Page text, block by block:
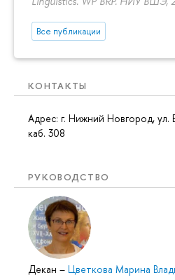
Все публикации
КОНТАКТЫ
Адрес: г. Нижний Новгород, ул.
каб. 308
РУКОВОДСТВО
Декан – Цветкова Марина